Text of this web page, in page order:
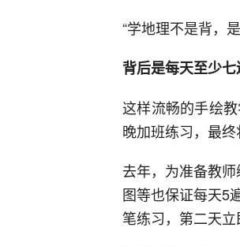
“学地理不是背，
背后是每天至少
这样流畅的手绘
晚加班练习，最
去年，为准备教
图等也保证每天5
笔练习，第二天立